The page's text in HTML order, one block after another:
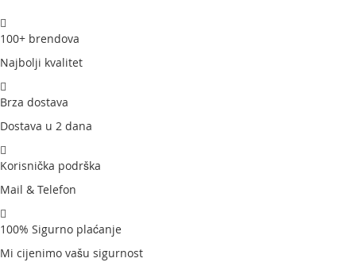
100+ brendova
Najbolji kvalitet
Brza dostava
Dostava u 2 dana
Korisnička podrška
Mail & Telefon
100% Sigurno plaćanje
Mi cijenimo vašu sigurnost